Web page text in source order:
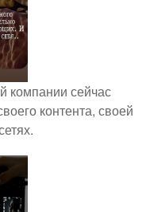
компании сейчас
контента, своей